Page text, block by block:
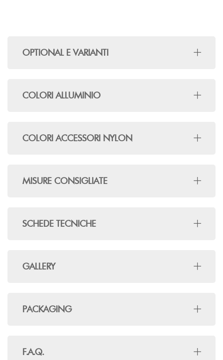
OPTIONAL E VARIANTI
COLORI ALLUMINIO
COLORI ACCESSORI NYLON
MISURE CONSIGLIATE
SCHEDE TECNICHE
GALLERY
PACKAGING
F.A.Q.